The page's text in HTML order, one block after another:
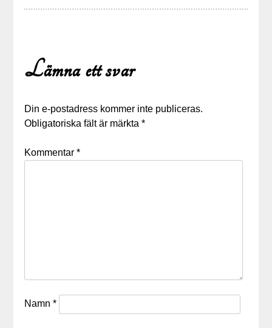
Lämna ett svar
Din e-postadress kommer inte publiceras.
Obligatoriska fält är märkta*
Kommentar*
Namn*